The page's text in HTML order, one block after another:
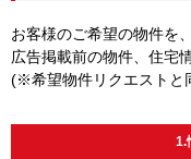
お客様のご希望の物件を
広告掲載前の物件、住宅
(※希望物件リクエストと
1.